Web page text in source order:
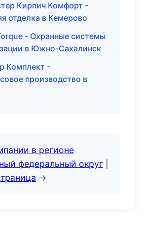
Кирпич Комфорт -
отделка в Кемерово
- Охранные системы
в Южно-Сахалинск
Комплект -
производство в
в регионе
федеральный округ
→